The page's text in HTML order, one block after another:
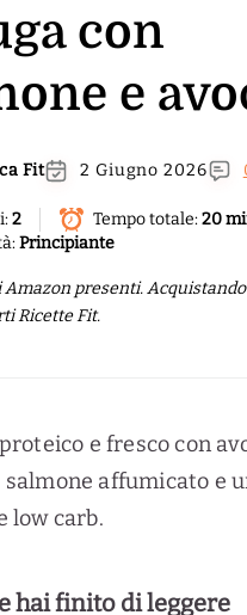
con
e
Fit 2 Giugno 2026
2 Tempo totale:20
Principiante
presenti.
Ricette Fit.
e fresco con
affumicato e
low carb.
hai finito di leggere